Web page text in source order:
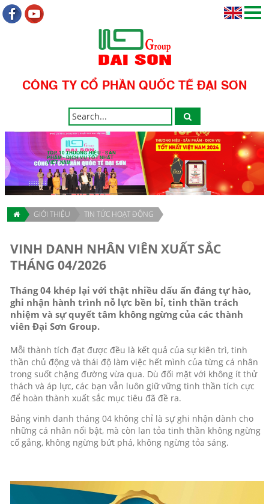
CÔNG TY CỔ PHẦN QUỐC TẾ ĐẠI SƠN
TOP 10 THƯƠNG HIỆU - SẢN
PHẨM - DỊCH VỤ TỐT NHẤT
VIỆT NAM
GIỚI THIỆU TIN TỨC HOẠT ĐỘNG
VINH DANH NHÂN VIÊN XUẤT SẮC
THÁNG 04/2026
Tháng 04 khép lại với thật nhiều dấu ấn đáng tự hào,
ghi nhận hành trình nỗ lực bền bỉ, tinh thần trách
nhiệm và sự quyết tâm không ngừng của các thành
viên Đại Sơn Group.
Mỗi thành tích đạt được đều là kết quả của sự kiên trì, tinh
thần chủ động và thái độ làm việc hết mình của từng cá nhân
trong suốt chặng đường vừa qua. Dù đối mặt với không ít thử
thách và áp lực, các bạn vẫn luôn giữ vững tinh thần tích cực
để hoàn thành xuất sắc mục tiêu đã đề ra.
Bảng vinh danh tháng 04 không chỉ là sự ghi nhận dành cho
những cá nhân nổi bật, mà còn lan tỏa tinh thần không ngừng
cố gắng, không ngừng bứt phá, không ngừng tỏa sáng.